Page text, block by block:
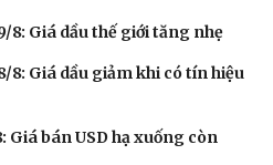
8: Giá dầu thế giới tăng nhẹ
8: Giá dầu giảm khi có tín hiệu
Giá bán USD hạ xuống còn